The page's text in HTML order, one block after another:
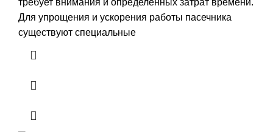
требует внимания и определенных затрат времени.
Для упрощения и ускорения работы пасечника
существуют специальные